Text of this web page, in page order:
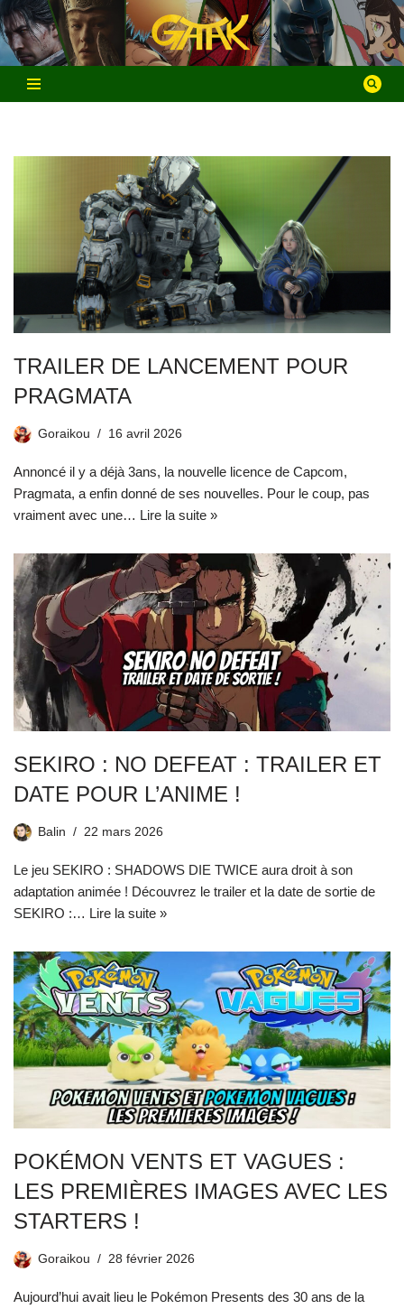
Aller
au
contenu
TRAILER DE LANCEMENT POUR
PRAGMATA
Goraikou 16 avril 2026
Annoncé il y a déjà 3ans, la nouvelle licence de Capcom,
Pragmata, a enfin donné de ses nouvelles. Pour le coup, pas
vraiment avec une… Lire la suite »
SEKIRO : NO DEFEAT : TRAILER ET
DATE POUR L’ANIME !
Balin 22 mars 2026
Le jeu SEKIRO : SHADOWS DIE TWICE aura droit à son
adaptation animée ! Découvrez le trailer et la date de sortie de
SEKIRO :… Lire la suite »
POKÉMON VENTS ET VAGUES :
LES PREMIÈRES IMAGES AVEC LES
STARTERS !
Goraikou 28 février 2026
Aujourd’hui avait lieu le Pokémon Presents des 30 ans de la